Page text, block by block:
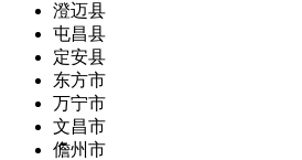
澄迈县
屯昌县
定安县
东方市
万宁市
文昌市
儋州市